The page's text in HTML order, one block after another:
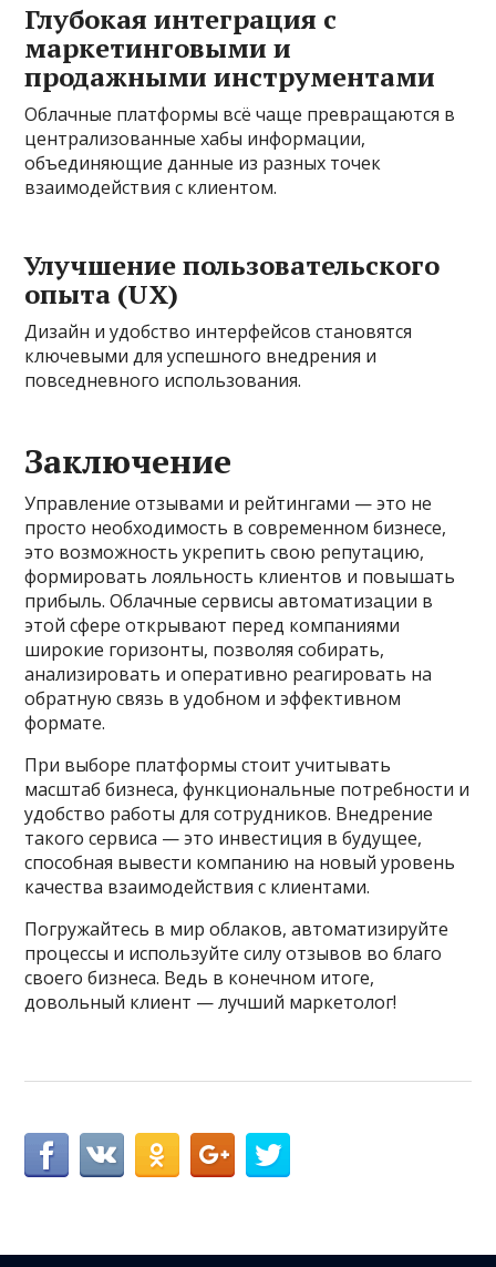
Глубокая интеграция с
маркетинговыми и
продажными инструментами
Облачные платформы всё чаще превращаются в
централизованные хабы информации,
объединяющие данные из разных точек
взаимодействия с клиентом.
Улучшение пользовательского
опыта (UX)
Дизайн и удобство интерфейсов становятся
ключевыми для успешного внедрения и
повседневного использования.
Заключение
Управление отзывами и рейтингами — это не
просто необходимость в современном бизнесе,
это возможность укрепить свою репутацию,
формировать лояльность клиентов и повышать
прибыль. Облачные сервисы автоматизации в
этой сфере открывают перед компаниями
широкие горизонты, позволяя собирать,
анализировать и оперативно реагировать на
обратную связь в удобном и эффективном
формате.
При выборе платформы стоит учитывать
масштаб бизнеса, функциональные потребности и
удобство работы для сотрудников. Внедрение
такого сервиса — это инвестиция в будущее,
способная вывести компанию на новый уровень
качества взаимодействия с клиентами.
Погружайтесь в мир облаков, автоматизируйте
процессы и используйте силу отзывов во благо
своего бизнеса. Ведь в конечном итоге,
довольный клиент — лучший маркетолог!